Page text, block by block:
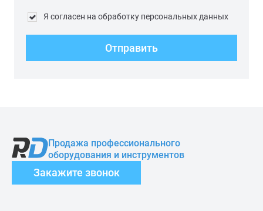
Я согласен на обработку персональных данных
Отправить
Продажа профессионального
оборудования и инструментов
Закажите звонок